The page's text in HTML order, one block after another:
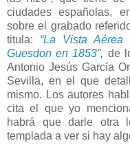
ciudades españolas,
sobre el grabado
titula: “La Vista
Guesdon en 1853”, de
Antonio Jesús García
Sevilla, en el que
mismo. Los autores
cita el que yo
habrá que darle otra
templada a ver si hay